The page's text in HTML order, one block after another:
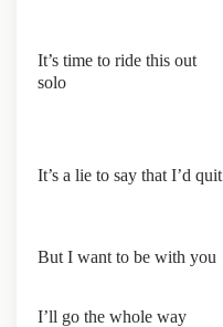
It’s time to ride this out
solo
It’s a lie to say that I’d quit
But I want to be with you
I’ll go the whole way